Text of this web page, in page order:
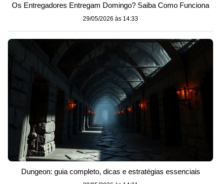
Os Entregadores Entregam Domingo? Saiba Como Funciona
29/05/2026 às 14:33
Dungeon: guia completo, dicas e estratégias essenciais